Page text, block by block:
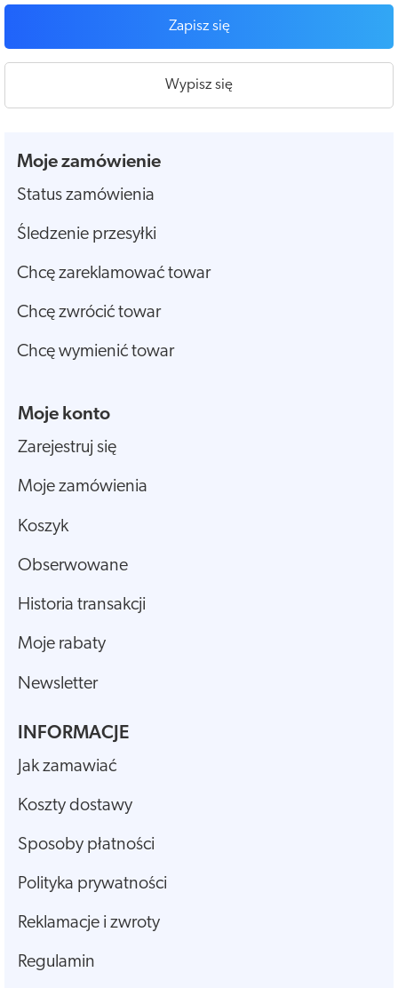
Zapisz się
Wypisz się
Moje zamówienie
Status zamówienia
Śledzenie przesyłki
Chcę zareklamować towar
Chcę zwrócić towar
Chcę wymienić towar
Moje konto
Zarejestruj się
Moje zamówienia
Koszyk
Obserwowane
Historia transakcji
Moje rabaty
Newsletter
INFORMACJE
Jak zamawiać
Koszty dostawy
Sposoby płatności
Polityka prywatności
Reklamacje i zwroty
Regulamin